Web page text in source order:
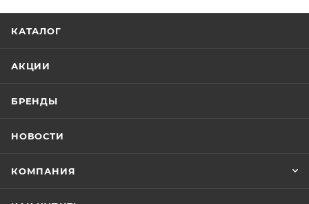
КАТАЛОГ
АКЦИИ
БРЕНДЫ
НОВОСТИ
КОМПАНИЯ